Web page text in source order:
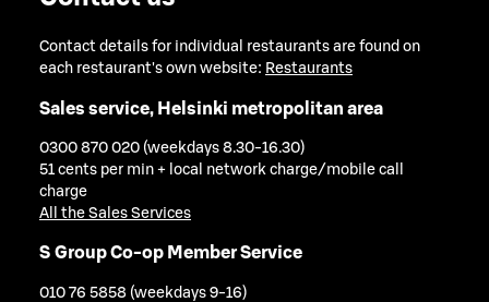
Contact details for individual restaurants are found on
each restaurant's own website: Restaurants
Sales service, Helsinki metropolitan area
0300 870 020 (weekdays 8.30-16.30)
51 cents per min + local network charge/mobile call
charge
All the Sales Services
S Group Co-op Member Service
010 76 5858 (weekdays 9-16)